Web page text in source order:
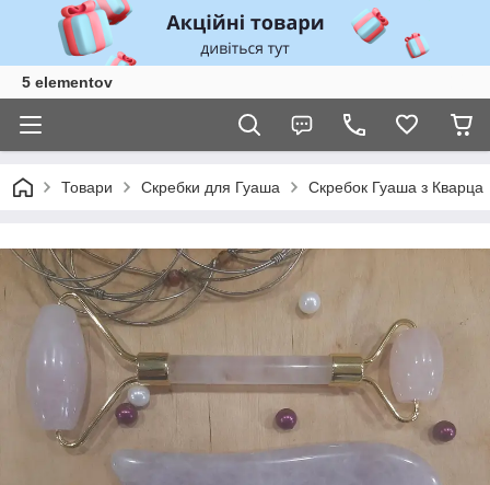
5 elementov
Товари Скребки для Гуаша Скребок Гуаша з Кварца